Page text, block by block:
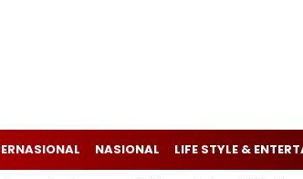
NASIONAL LIFE STYLE &